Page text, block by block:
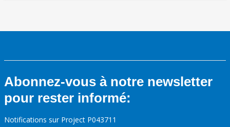
Abonnez-vous à notre newsletter
pour rester informé:
Notifications sur Project P043711